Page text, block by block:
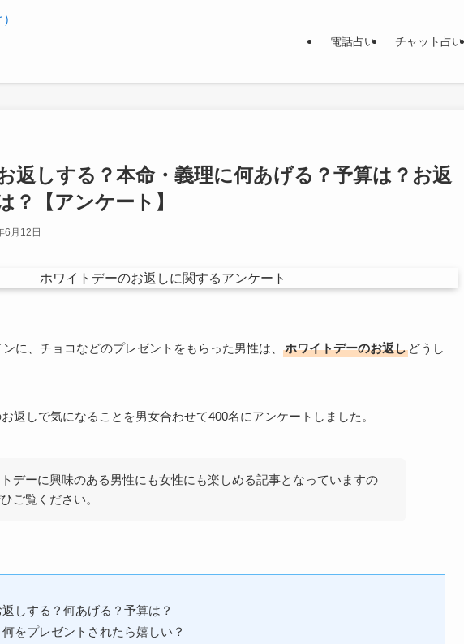
電話占い チャット占い
返しする？本命・義理に何あげる？予算は？お返
？【アンケート】
6月12日
に、チョコなどのプレゼントをもらった男性は、 ホワイトデーのお返し どうし
返しで気になることを男女合わせて400名にアンケート しました。
デーに興味のある男性にも女性にも楽しめる記事となっていますの
ご覧ください。
しする？何あげる？予算は？
をプレゼントされたら嬉しい？